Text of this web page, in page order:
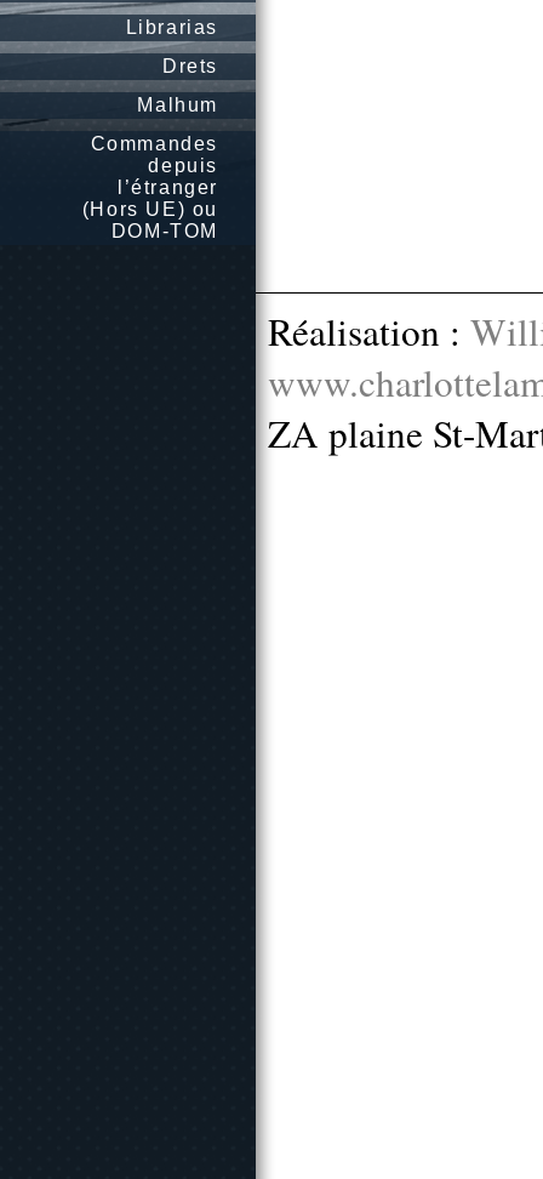
Librarias
Drets
Malhum
Commandes
depuis
l’étranger
(Hors UE) ou
DOM-TOM
Réalisation :
ZA plaine St-